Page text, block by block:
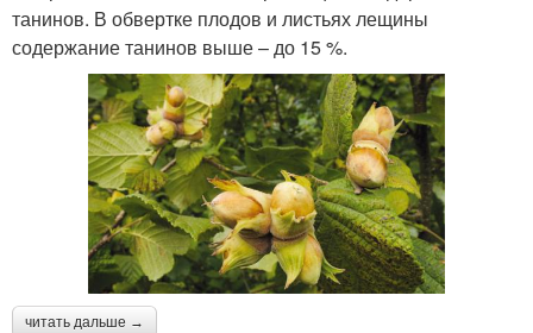
танинов. В обвертке плодов и листьях лещины
содержание танинов выше – до 15 %.
читать дальше →